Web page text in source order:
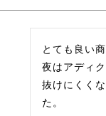
とても良い
夜はアディ
抜けにくく
た。